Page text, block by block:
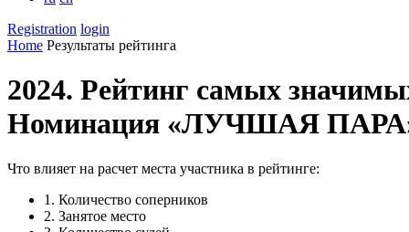
Registration login
Home Результаты рейтинга
2024. Рейтинг самых
Номинация «ЛУЧШАЯ
Что влияет на расчет места участника в рейтинге:
1. Количество соперников
2. Занятое место